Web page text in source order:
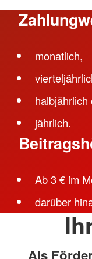
monatlich,
halbjährlich
jährlich.
Ab 3 € im
darüber
Als